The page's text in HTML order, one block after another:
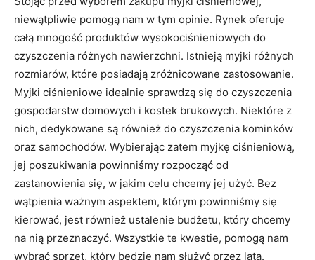
niewątpliwie pomogą nam w tym opinie. Rynek oferuje
całą mnogość produktów wysokociśnieniowych do
czyszczenia różnych nawierzchni. Istnieją myjki różnych
rozmiarów, które posiadają zróżnicowane zastosowanie.
Myjki ciśnieniowe idealnie sprawdzą się do czyszczenia
gospodarstw domowych i kostek brukowych. Niektóre z
nich, dedykowane są również do czyszczenia kominków
oraz samochodów. Wybierając zatem myjkę ciśnieniową,
jej poszukiwania powinniśmy rozpocząć od
zastanowienia się, w jakim celu chcemy jej użyć. Bez
wątpienia ważnym aspektem, którym powinniśmy się
kierować, jest również ustalenie budżetu, który chcemy
na nią przeznaczyć. Wszystkie te kwestie, pomogą nam
wybrać sprzęt, który będzie nam służyć przez lata.